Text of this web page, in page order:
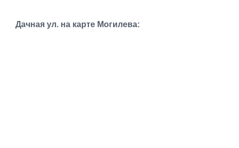
Дачная ул. на карте Могилева: